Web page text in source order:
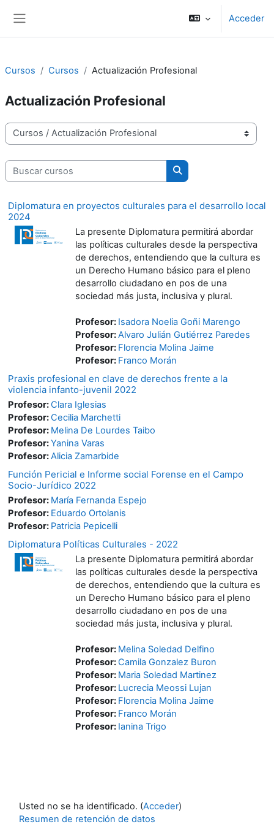
Acceder
Cursos Cursos Actualización Profesional
Actualización Profesional
Categorías
Buscar cursos
Buscar cursos
Diplomatura en proyectos culturales para el desarrollo local
2024
La presente Diplomatura permitirá abordar
las políticas culturales desde la perspectiva
de derechos, entendiendo que la cultura es
un Derecho Humano básico para el pleno
desarrollo ciudadano en pos de una
sociedad más justa, inclusiva y plural.
Profesor: Isadora Noelia Goñi Marengo
Profesor:Alvaro Julián Gutiérrez Paredes
Profesor: Florencia Molina Jaime
Profesor: Franco Morán
Praxis profesional en clave de derechos frente a la
violencia infanto-juvenil 2022
Profesor:Clara Iglesias
Profesor:Cecilia Marchetti
Profesor: Melina De Lourdes Taibo
Profesor:Yanina Varas
Profesor:Alicia Zamarbide
Función Pericial e Informe social Forense en el Campo
Socio-Jurídico 2022
Profesor: María Fernanda Espejo
Profesor: Eduardo Ortolanis
Profesor: Patricia Pepicelli
Diplomatura Políticas Culturales - 2022
La presente Diplomatura permitirá abordar
las políticas culturales desde la perspectiva
de derechos, entendiendo que la cultura es
un Derecho Humano básico para el pleno
desarrollo ciudadano en pos de una
sociedad más justa, inclusiva y plural.
Profesor: Melina Soledad Delfino
Profesor:Camila Gonzalez Buron
Profesor: Maria Soledad Martinez
Profesor: Lucrecia Meossi Lujan
Profesor: Florencia Molina Jaime
Profesor: Franco Morán
Profesor: Ianina Trigo
Usted no se ha identificado. (Acceder)
Resumen de retención de datos